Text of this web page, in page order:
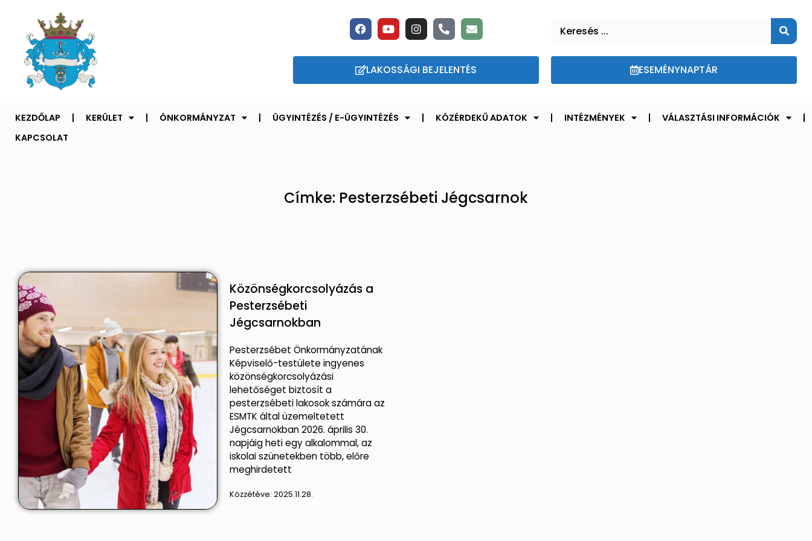
LAKOSSÁGI BEJELENTÉS ESEMÉNYNAPTÁR
KEZDŐLAP KERÜLET ÖNKORMÁNYZAT ÜGYINTÉZÉS / E-ÜGYINTÉZÉS KÖZÉRDEKŰ ADATOK INTÉZMÉNYEK
VÁLASZTÁSI INFORMÁCIÓK
KAPCSOLAT
Címke: Pesterzsébeti Jégcsarnok
Közönségkorcsolyázás a
Pesterzsébeti
Jégcsarnokban
Pesterzsébet Önkormányzatának
Képviselő-testülete ingyenes
közönségkorcsolyázási
lehetőséget biztosít a
pesterzsébeti lakosok számára az
ESMTK által üzemeltetett
Jégcsarnokban 2026. április 30.
napjáig heti egy alkalommal, az
iskolai szünetekben több, előre
meghirdetett
Közzétéve:2025.11.28.